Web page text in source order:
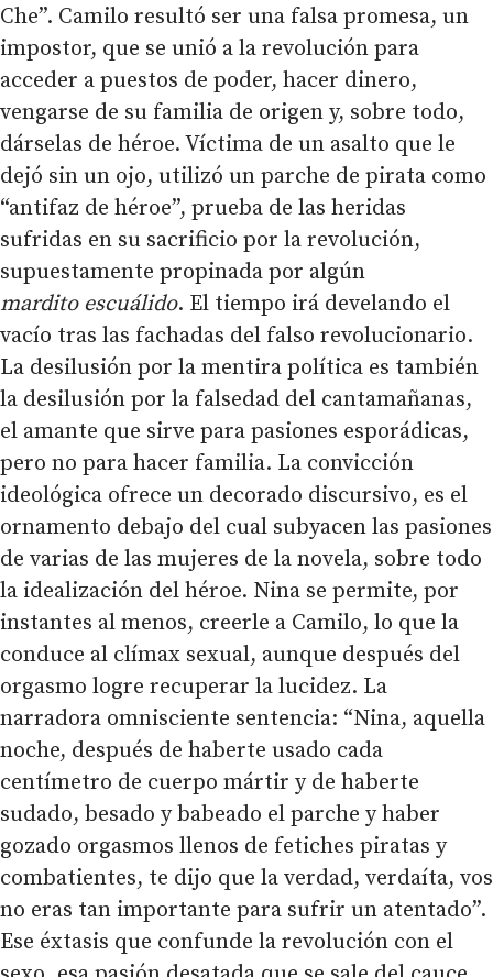
Che”. Camilo resultó ser una falsa promesa, un
impostor, que se unió a la revolución para
acceder a puestos de poder, hacer dinero,
vengarse de su familia de origen y, sobre todo,
dárselas de héroe. Víctima de un asalto que le
dejó sin un ojo, utilizó un parche de pirata como
“antifaz de héroe”, prueba de las heridas
sufridas en su sacrificio por la revolución,
supuestamente propinada por algún
mardito escuálido. El tiempo irá develando el
vacío tras las fachadas del falso revolucionario.
La desilusión por la mentira política es también
la desilusión por la falsedad del cantamañanas,
el amante que sirve para pasiones esporádicas,
pero no para hacer familia. La convicción
ideológica ofrece un decorado discursivo, es el
ornamento debajo del cual subyacen las pasiones
de varias de las mujeres de la novela, sobre todo
la idealización del héroe. Nina se permite, por
instantes al menos, creerle a Camilo, lo que la
conduce al clímax sexual, aunque después del
orgasmo logre recuperar la lucidez. La
narradora omnisciente sentencia: “Nina, aquella
noche, después de haberte usado cada
centímetro de cuerpo mártir y de haberte
sudado, besado y babeado el parche y haber
gozado orgasmos llenos de fetiches piratas y
combatientes, te dijo que la verdad, verdaíta, vos
no eras tan importante para sufrir un atentado”.
Ese éxtasis que confunde la revolución con el